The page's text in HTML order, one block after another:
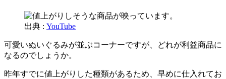
出典 : YouTube
可愛いぬいぐるみが並ぶコーナーですが、どれが利益商品に
なるのでしょうか。
昨年すでに値上がりした種類があるため、早めに仕入れてお